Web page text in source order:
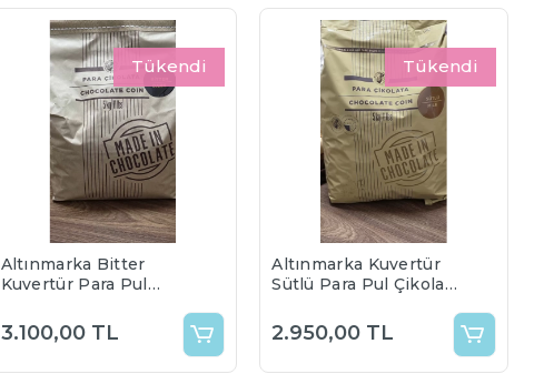
Tükendi
Altınmarka Bitter
Kuvertür Para Pul
Bitter ALT558
3.100,00 TL
Tükendi
Altınmarka Kuvertür
Sütlü Para Pul Çikolata
2.950,00 TL